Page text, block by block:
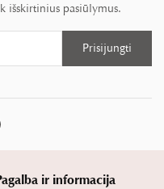
išskirtinius pasiūlymus.
ir informacija